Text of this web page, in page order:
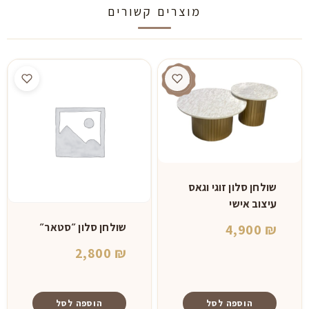
מוצרים קשורים
שולחן סלון זוגי וגאס
עיצוב אישי
4,900 ₪
הוספה לסל
שולחן סלון ״סטאר״
2,800 ₪
הוספה לסל